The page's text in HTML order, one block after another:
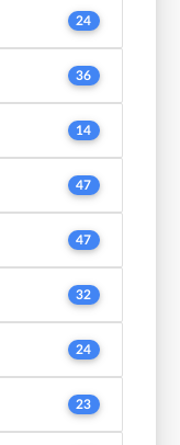
24
36
14
47
47
32
24
23